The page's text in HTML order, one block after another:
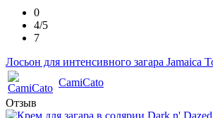
0
4/5
7
Лосьон для интенсивного загара Jamaica
CamiCato
Отзыв